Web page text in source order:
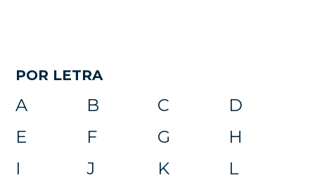
POR LETRA
A B C
D
E
F G
H
I
J K
L